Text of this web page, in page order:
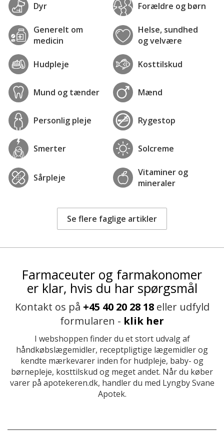
Dyr Forældre og børn
Generelt om
medicin
Helse, sundhed
og velvære
Hudpleje Kosttilskud
Mund og tænder Mænd
Personlig pleje Rygestop
Smerter Solcreme
Sårpleje
Vitaminer og
mineraler
Se flere faglige artikler
Farmaceuter og farmakonomer
er klar, hvis du har spørgsmål
Kontakt os på +45 40 20 28 18eller udfyld
formularen - klik her
I webshoppen finder du et stort udvalg af
håndkøbslægemidler, receptpligtige lægemidler og
kendte mærkevarer inden for hudpleje, baby- og
børnepleje, kosttilskud og meget andet. Når du køber
varer på apotekeren.dk, handler du med Lyngby Svane
Apotek.